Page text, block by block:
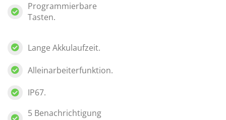
Programmierbare
Tasten.
Lange Akkulaufzeit.
Alleinarbeiterfunktion.
IP67.
5 Benachrichtigung